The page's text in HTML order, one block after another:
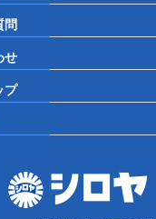
問
せ
プ